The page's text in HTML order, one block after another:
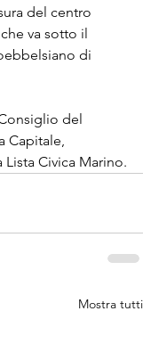
del centro
va sotto il
di
del
Capitale,
Civica Marino.
Mostra tutti